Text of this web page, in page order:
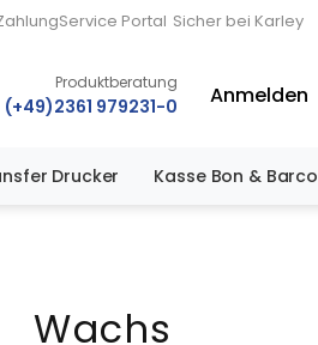
Service Portal Sicher bei Karley
Produktberatung
(+49)2361 979231-0 Anmelden
Drucker Kasse Bon &
Wachs